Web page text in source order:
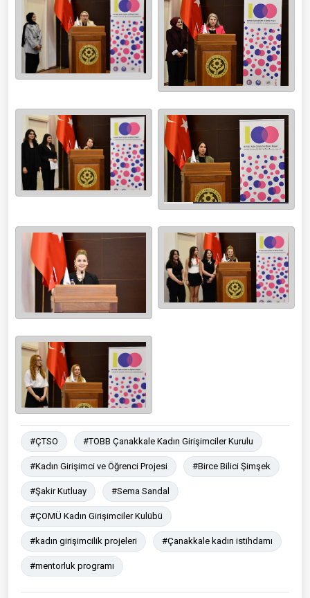
#ÇTSO #TOBB Çanakkale Kadın Girişimciler Kurulu
#Kadın Girişimci ve Öğrenci Projesi #Birce Bilici Şimşek
#Şakir Kutluay #Sema Sandal
#ÇOMÜ Kadın Girişimciler Kulübü
#kadın girişimcilik projeleri #Çanakkale kadın istihdamı
#mentorluk programı